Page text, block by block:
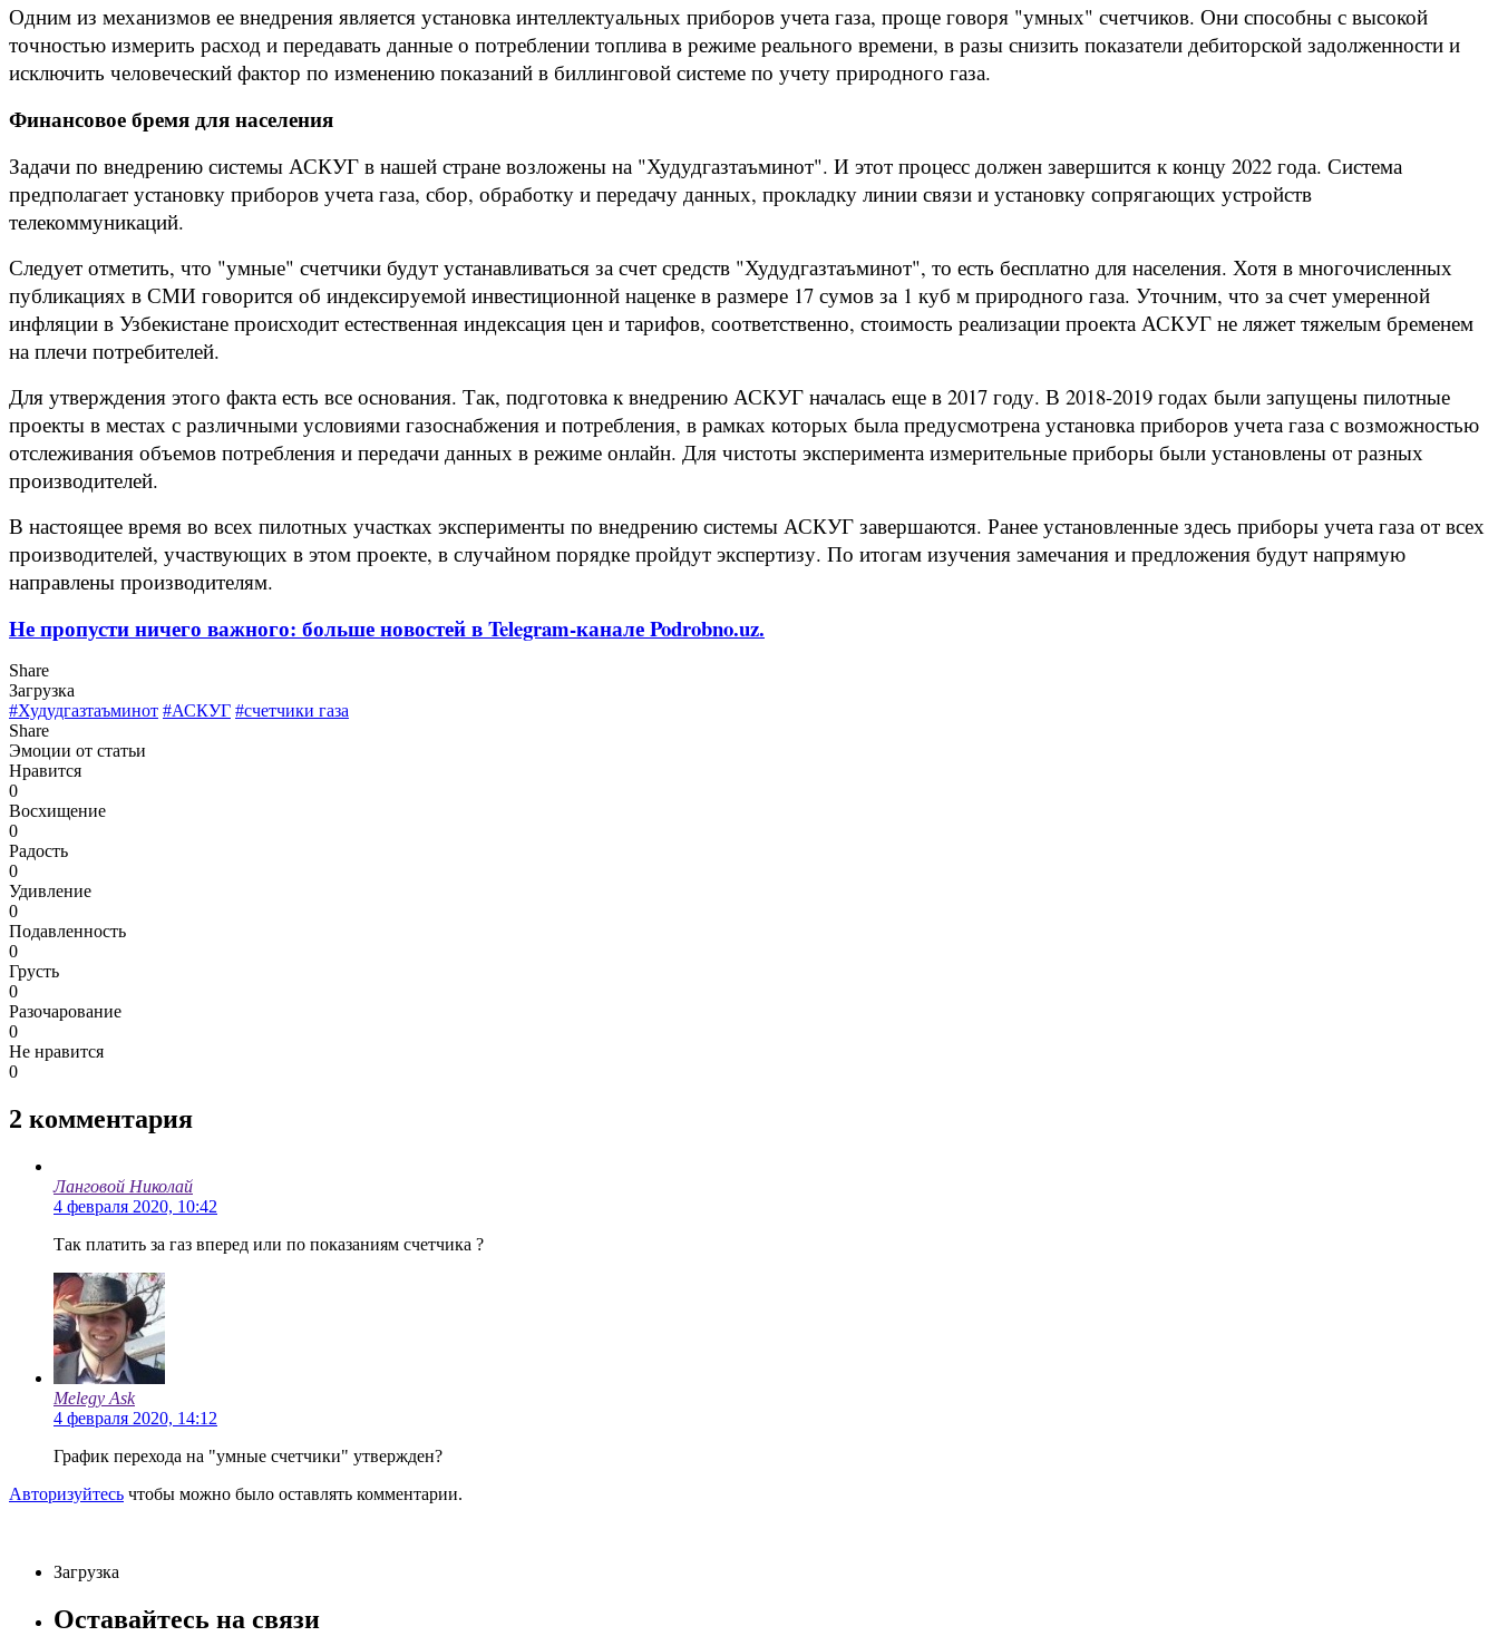
Одним из механизмов ее внедрения является установка интеллектуальных приборов учета газа, проще говоря "умных" счетчиков. Они способны с высокой
точностью измерить расход и передавать данные о потреблении топлива в режиме реального времени, в разы снизить показатели дебиторской задолженности и
исключить человеческий фактор по изменению показаний в биллинговой системе по учету природного газа.
Финансовое бремя для населения
Задачи по внедрению системы АСКУГ в нашей стране возложены на "Худудгазтаъминот". И этот процесс должен завершится к концу 2022 года. Система
предполагает установку приборов учета газа, сбор, обработку и передачу данных, прокладку линии связи и установку сопрягающих устройств
телекоммуникаций.
Следует отметить, что "умные" счетчики будут устанавливаться за счет средств "Худудгазтаъминот", то есть бесплатно для населения. Хотя в многочисленных
публикациях в СМИ говорится об индексируемой инвестиционной наценке в размере 17 сумов за 1 куб м природного газа. Уточним, что за счет умеренной
инфляции в Узбекистане происходит естественная индексация цен и тарифов, соответственно, стоимость реализации проекта АСКУГ не ляжет тяжелым бременем
на плечи потребителей.
Для утверждения этого факта есть все основания. Так, подготовка к внедрению АСКУГ началась еще в 2017 году. В 2018-2019 годах были запущены пилотные
проекты в местах с различными условиями газоснабжения и потребления, в рамках которых была предусмотрена установка приборов учета газа с возможностью
отслеживания объемов потребления и передачи данных в режиме онлайн. Для чистоты эксперимента измерительные приборы были установлены от разных
производителей.
В настоящее время во всех пилотных участках эксперименты по внедрению системы АСКУГ завершаются. Ранее установленные здесь приборы учета газа от всех
производителей, участвующих в этом проекте, в случайном порядке пройдут экспертизу. По итогам изучения замечания и предложения будут напрямую
направлены производителям.
Не пропусти ничего важного: больше новостей в Telegram-канале Podrobno.uz.
Share
Загрузка
#Худудгазтаъминот #АСКУГ #счетчики газа
Share
Эмоции от статьи
Нравится
0
Восхищение
0
Радость
0
Удивление
0
Подавленность
0
Грусть
0
Разочарование
0
Не нравится
0
2 комментария
Ланговой Николай
4 февраля 2020, 10:42
Так платить за газ вперед или по показаниям счетчика ?
Melegy Ask
4 февраля 2020, 14:12
График перехода на "умные счетчики" утвержден?
Авторизуйтесь чтобы можно было оставлять комментарии.
Загрузка
Оставайтесь на связи